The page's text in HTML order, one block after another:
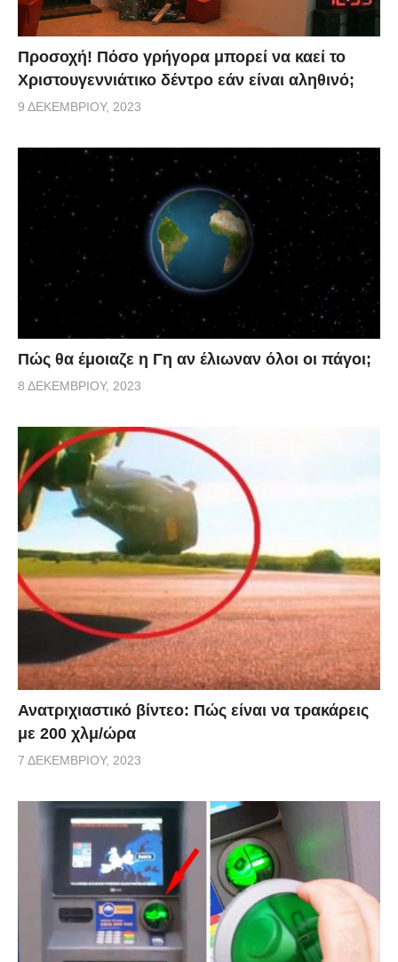
Προσοχή! Πόσο γρήγορα μπορεί να καεί το
Χριστουγεννιάτικο δέντρο εάν είναι αληθινό;
9 ΔΕΚΕΜΒΡΊΟΥ, 2023
Πώς θα έμοιαζε η Γη αν έλιωναν όλοι οι πάγοι;
8 ΔΕΚΕΜΒΡΊΟΥ, 2023
Ανατριχιαστικό βίντεο: Πώς είναι να τρακάρεις
με 200 χλμ/ώρα
7 ΔΕΚΕΜΒΡΊΟΥ, 2023